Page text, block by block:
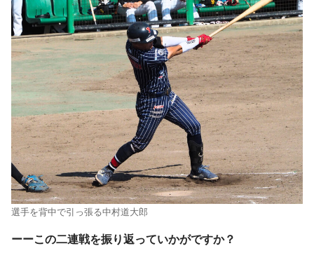
選手を背中で引っ張る中村道大郎
ーーこの二連戦を振り返っていかがですか？